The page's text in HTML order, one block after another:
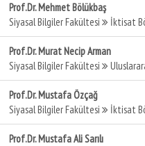
Prof.Dr. Mehmet Bölükbaş
Siyasal Bilgiler Fakültesi
İktisat
Prof.Dr. Murat Necip Arman
Siyasal Bilgiler Fakültesi
Prof.Dr. Mustafa Özçağ
Siyasal Bilgiler Fakültesi
İktisat
Prof.Dr. Mustafa Ali Sarılı